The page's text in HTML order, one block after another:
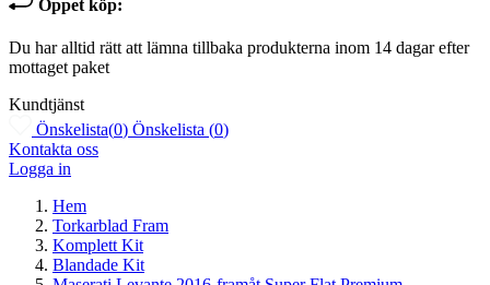
Öppet köp:
Du har alltid rätt att lämna tillbaka produkterna inom 14 dagar efter
mottaget paket
Kundtjänst
Önskelista(0) Önskelista (0)
Kontakta oss
Logga in
Hem
Torkarblad Fram
Komplett Kit
Blandade Kit